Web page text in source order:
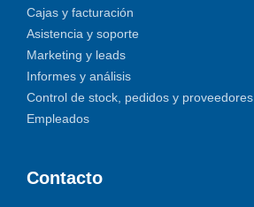
Cajas y facturación
Asistencia y soporte
Marketing y leads
Informes y análisis
Control de stock, pedidos y proveedores
Empleados
Contacto